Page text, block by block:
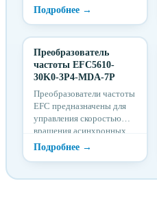
электродвигателей
посредством изменения
вентиляции и
кондиционирования, в
насосных станциях.
Изменение скорости
вращения
электродвигателей
осуществляется вручную
путем вращения
потенциометра на панели
автоматически от
Преобразователь
частоты EFC5610-
30K0-3P4-MDA-7P
Преобразователи частоты
EFC предназначены для
управления скоростью
вращения асинхронных
электродвигателей
посредством изменения
напряжения в системах